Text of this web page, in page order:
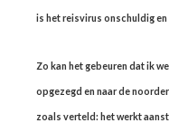
is het reisvirus onschuldig
Zo kan het gebeuren dat ik
opgezegd en naar de
zoals verteld: het werkt